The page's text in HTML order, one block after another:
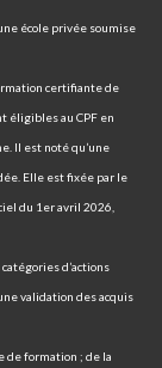
école privée soumise
certifiante de
éligibles au CPF en
Il est noté qu’une
Elle est fixée par le
du 1er avril 2026,
d’actions
validation des acquis
de formation ; de la